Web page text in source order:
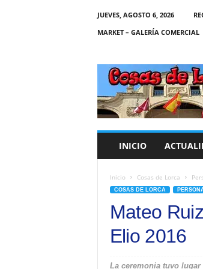
JUEVES, AGOSTO 6, 2026
MARKET – GALERÍA COMERCIAL
C
A
S
INICIO
Inicio Cosas de Lorca
COSAS DE LORCA
Mateo
Elio 2016
La ceremonia tuvo lugar